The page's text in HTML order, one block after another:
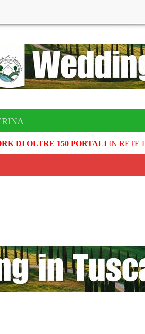
DI OLTRE 150 PORTALIIN RETE